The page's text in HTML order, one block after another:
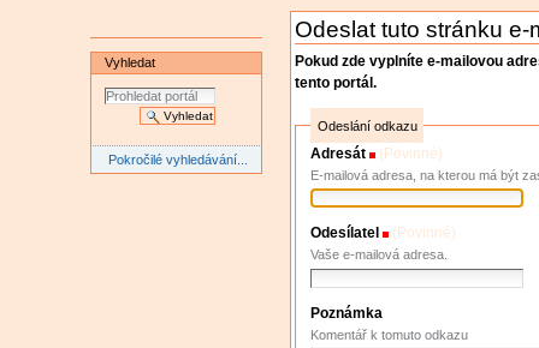
Vyhledat
Pokročilé vyhledávání...
Odeslat tuto stránku e-
Pokud zde vyplníte e-mailovou
tento portál.
Odeslání odkazu
Adresát (Povinné)
E-mailová adresa, na kterou má být
Odesílatel (Povinné)
Vaše e-mailová adresa.
Poznámka
Komentář k tomuto odkazu